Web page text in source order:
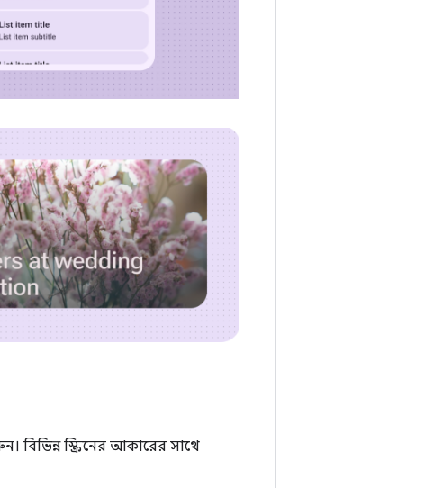
বিভিন্ন স্ক্রিনের আকারের সাথে